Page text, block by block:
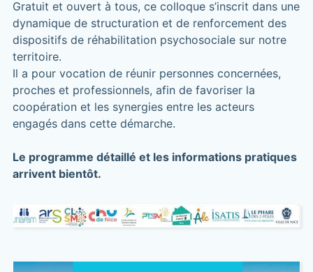
Gratuit et ouvert à tous, ce colloque s’inscrit dans une
dynamique de structuration et de renforcement des
dispositifs de réhabilitation psychosociale sur notre
territoire.
Il a pour vocation de réunir personnes concernées,
proches et professionnels, afin de favoriser la
coopération et les synergies entre les acteurs
engagés dans cette démarche.
Le programme détaillé et les informations pratiques
arrivent bientôt.